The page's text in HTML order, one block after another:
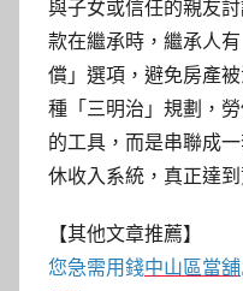
與子女或信任的親友
款在繼承時，繼承人
償」選項，避免房產
種「三明治」規劃，
的工具，而是串聯成
休收入系統，真正達
【其他文章推薦】
您急需用錢中山區當舖,